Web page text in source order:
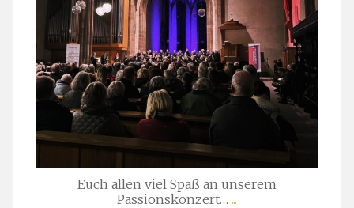
Euch allen viel Spaß an unserem
Passionskonzert… ...